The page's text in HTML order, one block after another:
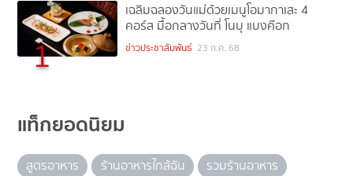
1
เฉลิมฉลองวันแม่ด้วยเมนูโอมากาเสะ 4
คอร์ส มื้อกลางวันที่ โนบุ แบงค๊อก
ข่าวประชาสัมพันธ์ 23 ก.ค. 68
แท็กยอดนิยม
สูตรอาหาร ร้านอาหารใกล้ฉัน
รวมร้านอาหาร